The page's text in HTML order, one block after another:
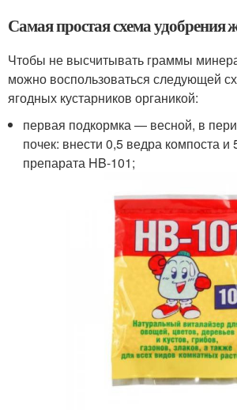
Самая простая схема удобрения
Чтобы не высчитывать граммы
можно воспользоваться следующей
ягодных кустарников органикой:
первая подкормка — весной, в
почек: внести 0,5 ведра компоста и
препарата HB-101;